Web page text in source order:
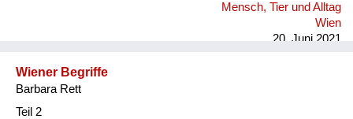
Mensch, Tier und Alltag
Wien
20. Juni 2021
Wiener Begriffe
Barbara Rett
Teil 2